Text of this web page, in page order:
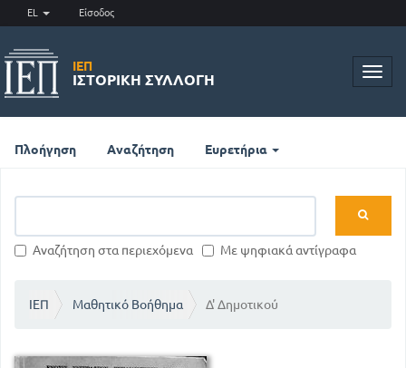
EL Είσοδος
ΙΕΠ
ΙΣΤΟΡΙΚΉ ΣΥΛΛΟΓΉ
Πλοήγηση Αναζήτηση Ευρετήρια
Αναζήτηση στα περιεχόμενα Με ψηφιακά αντίγραφα
ΙΕΠ Μαθητικό Βοήθημα Δ' Δημοτικού